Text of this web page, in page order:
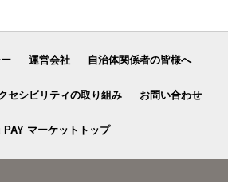
運営会社 自治体関係者の皆様へ
セシビリティの取り組み お問い合わせ
PAY マーケットトップ